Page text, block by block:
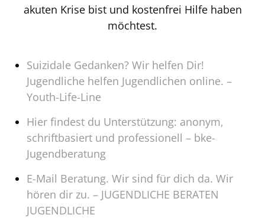
akuten Krise bist und kostenfrei Hilfe haben
möchtest.
Suizidale Gedanken? Wir helfen Dir!
Jugendliche helfen Jugendlichen online. –
Youth-Life-Line
Hier findest du Unterstützung: anonym,
schriftbasiert und professionell – bke-
Jugendberatung
E-Mail Beratung. Wir sind für dich da. Wir
hören dir zu. – JUGENDLICHE BERATEN
JUGENDLICHE